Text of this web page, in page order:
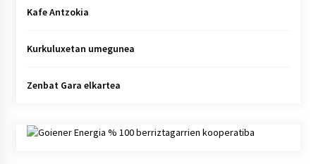
Kafe Antzokia
Kurkuluxetan umegunea
Zenbat Gara elkartea